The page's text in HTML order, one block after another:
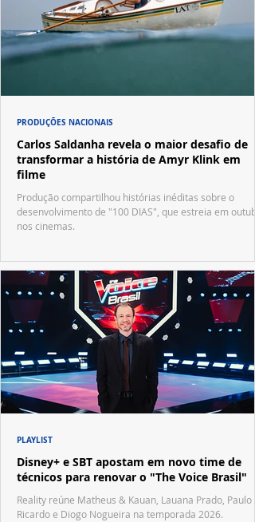
Carlos Saldanha revela o maior desafio de
transformar a história de Amyr Klink em
filme
Produção compartilhou histórias inéditas sobre o
desenvolvimento de "100 DIAS", que estreia em
nos cinemas.
PRODUÇÕES NACIONAIS
Disney+ e SBT apostam em novo time de
técnicos para renovar o "The Voice Brasil"
Reality reúne Matheus & Kauan, Lauana Prado, Paulo
Ricardo e Diogo Nogueira na temporada 2026.
PLAYLIST